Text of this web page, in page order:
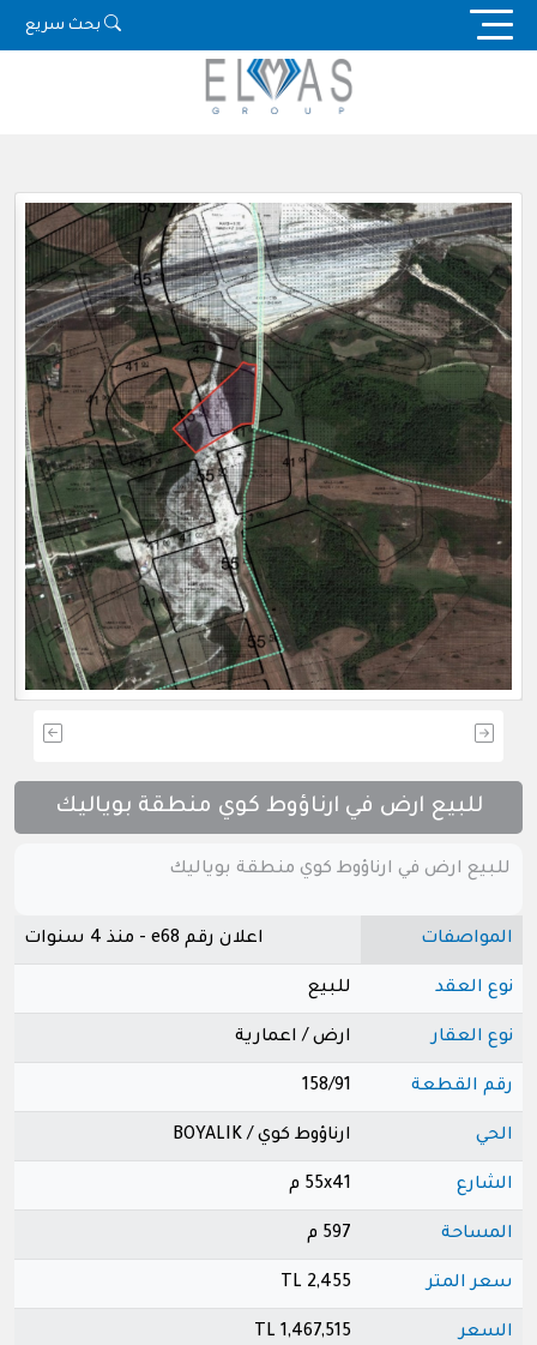
Skip
بحث سريع
للبيع ارض في ارناؤوط كوي منطقة بوياليك
للبيع ارض في ارناؤوط كوي منطقة بوياليك
المواصفات اعلان رقم e68 - منذ 4 سنوات
نوع العقد للبيع
نوع العقار ارض / اعمارية
رقم القطعة 158/91
الحي ارناؤوط كوي / BOYALIK
الشارع 55x41 م
المساحة 597 م
سعر المتر 2,455 TL
السعر 1,467,515 TL